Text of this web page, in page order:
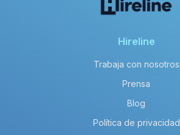
Hireline
Trabaja con nosotros
Prensa
Blog
Política de privacidad